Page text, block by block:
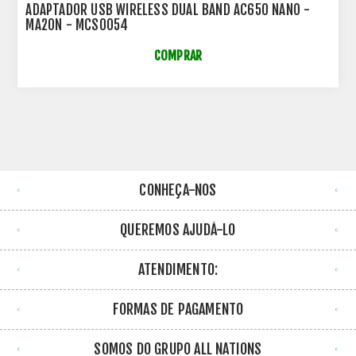
ADAPTADOR USB WIRELESS DUAL BAND AC650 NANO -
MA20N - MCS0054
COMPRAR
CONHEÇA-NOS
QUEREMOS AJUDÁ-LO
ATENDIMENTO:
FORMAS DE PAGAMENTO
SOMOS DO GRUPO ALL NATIONS